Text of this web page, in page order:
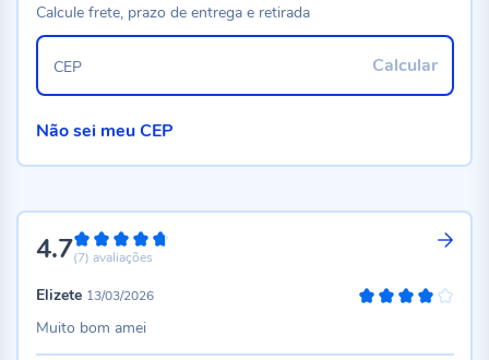
4.794%
(7) avaliações
Elizete 13/03/2026
Muito bom amei
Calcule frete, prazo de entrega e retirada
Calcular
CEP
Não sei meu CEP